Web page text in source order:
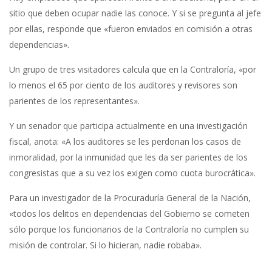
sitio que deben ocupar nadie las conoce. Y si se pregunta al jefe
por ellas, responde que «fueron enviados en comisión a otras
dependencias».
Un grupo de tres visitadores calcula que en la Contraloría, «por
lo menos el 65 por ciento de los auditores y revisores son
parientes de los representantes».
Y un senador que participa actualmente en una investigación
fiscal, anota: «A los auditores se les perdonan los casos de
inmoralidad, por la inmunidad que les da ser parientes de los
congresistas que a su vez los exigen como cuota burocrática».
Para un investigador de la Procuraduría General de la Nación,
«todos los delitos en dependencias del Gobierno se cometen
sólo porque los funcionarios de la Contraloría no cumplen su
misión de controlar. Si lo hicieran, nadie robaba».